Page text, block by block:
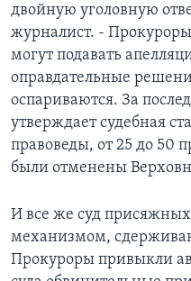
двойную уголовную
журналист. -
могут подавать
оправдательные
оспариваются. За
утверждает судебная
правоведы, от 25 до 50
были отменены
И все же суд
механизмом,
Прокуроры привыкли